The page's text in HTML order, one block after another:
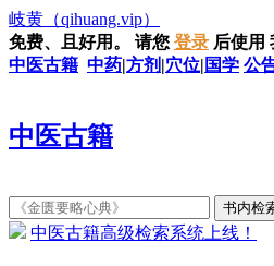
岐黄 （qihuang.vip）
免费、且好用。
请您 登录 后使用
中医古籍 中药|方剂 |穴位| 国学 公
中医古籍
中医古籍高级检索系统上线！